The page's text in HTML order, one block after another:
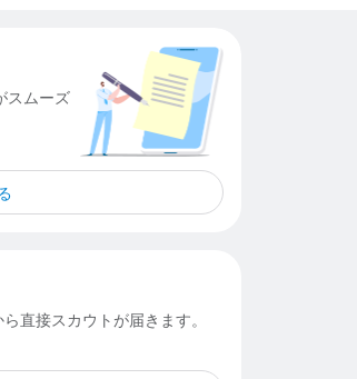
スムーズ
直接スカウトが届きます。